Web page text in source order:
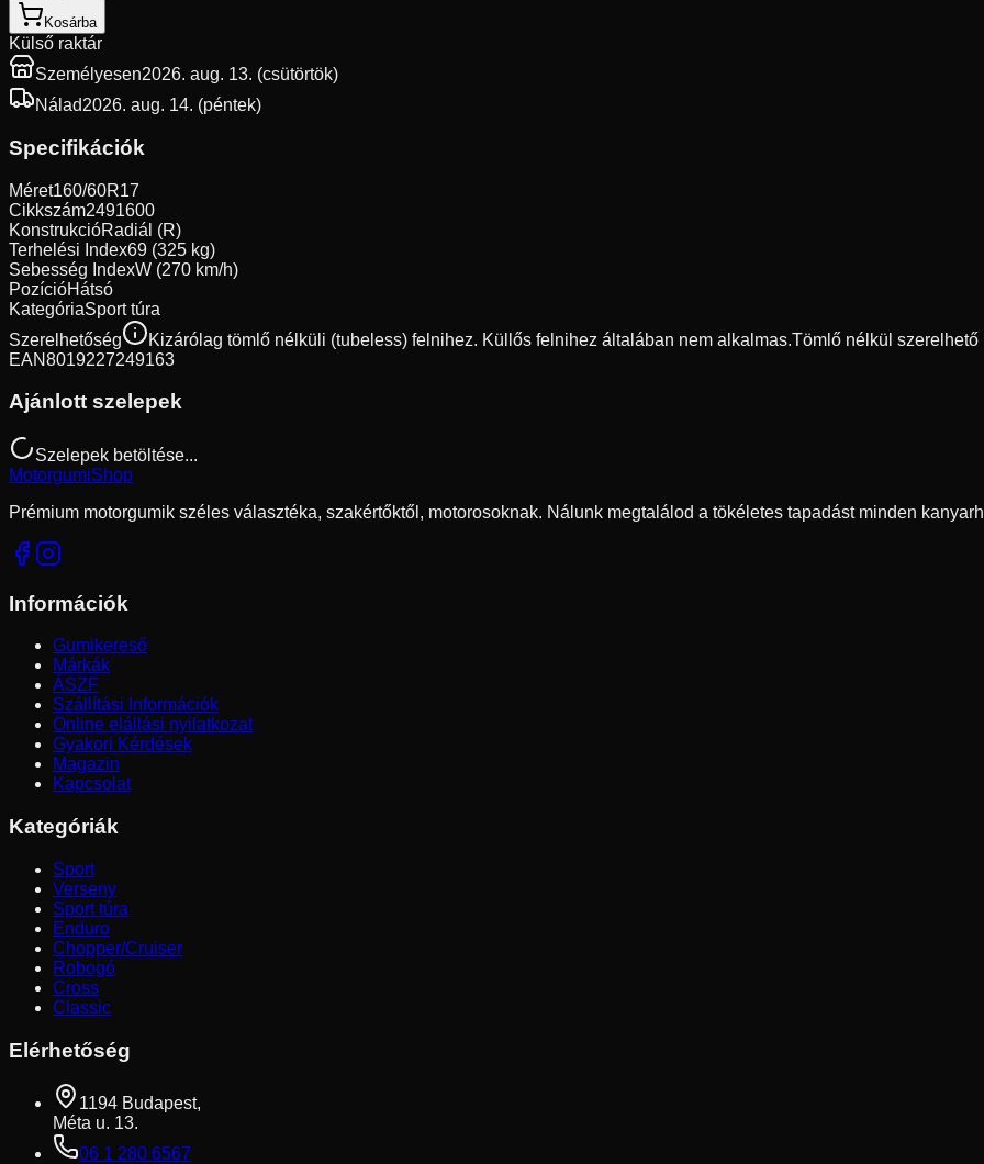
Kosárba
Külső raktár
Személyesen2026. aug. 13. (csütörtök)
Nálad2026. aug. 14. (péntek)
Specifikációk
Méret160/60R17
Cikkszám2491600
KonstrukcióRadiál (R)
Terhelési Index69 (325 kg)
Sebesség IndexW (270 km/h)
PozícióHátsó
KategóriaSport túra
Szerelhetőség
Kizárólag tömlő nélküli (tubeless) felnihez. Küllős felnihez általában nem alkalmas.Tömlő nélkül szerelhető
EAN8019227249163
Ajánlott szelepek
Szelepek betöltése...
MotorgumiShop
Prémium motorgumik széles választéka, szakértőktől, motorosoknak. Nálunk megtalálod a tökéletes tapadást minden
Információk
Gumikereső
Márkák
ÁSZF
Szállítási Információk
Online elállási nyilatkozat
Gyakori Kérdések
Magazin
Kapcsolat
Kategóriák
Sport
Verseny
Sport túra
Enduro
Chopper/Cruiser
Robogó
Cross
Classic
Elérhetőség
1194 Budapest,
Méta u. 13.
06 1 280 6567